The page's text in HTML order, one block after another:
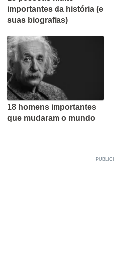
importantes da história (e
suas biografias)
18 homens importantes
que mudaram o mundo